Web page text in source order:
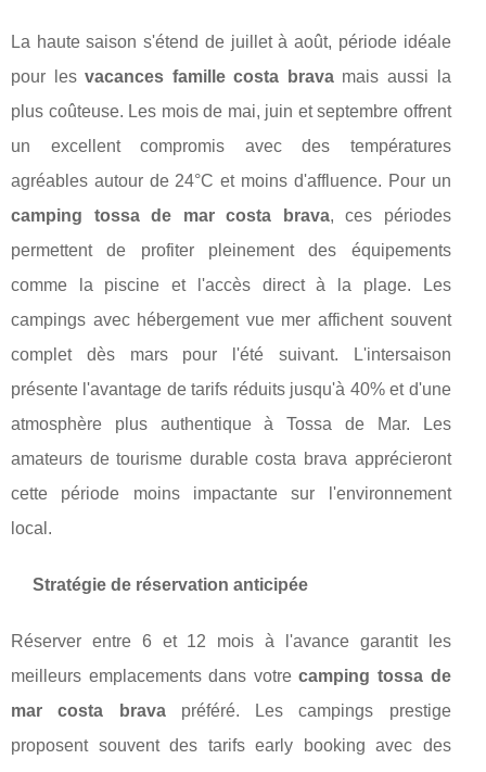
La haute saison s'étend de juillet à août, période idéale
pour lesvacances famille costa bravamais aussi la
plus coûteuse. Les mois de mai, juin et septembre offrent
un excellent compromis avec des températures
agréables autour de 24°C et moins d'affluence. Pour un
camping tossa de mar costa brava, ces périodes
permettent de profiter pleinement des équipements
comme la piscine et l'accès direct à la plage. Les
campings avec hébergement vue mer affichent souvent
complet dès mars pour l'été suivant. L'intersaison
présente l'avantage de tarifs réduits jusqu'à 40% et d'une
atmosphère plus authentique à Tossa de Mar. Les
amateurs de tourisme durable costa brava apprécieront
cette période moins impactante sur l'environnement
local.
Stratégie de réservation anticipée
Réserver entre 6 et 12 mois à l'avance garantit les
meilleurs emplacements dans votrecamping tossa de
mar costa bravapréféré. Les campings prestige
proposent souvent des tarifs early booking avec des